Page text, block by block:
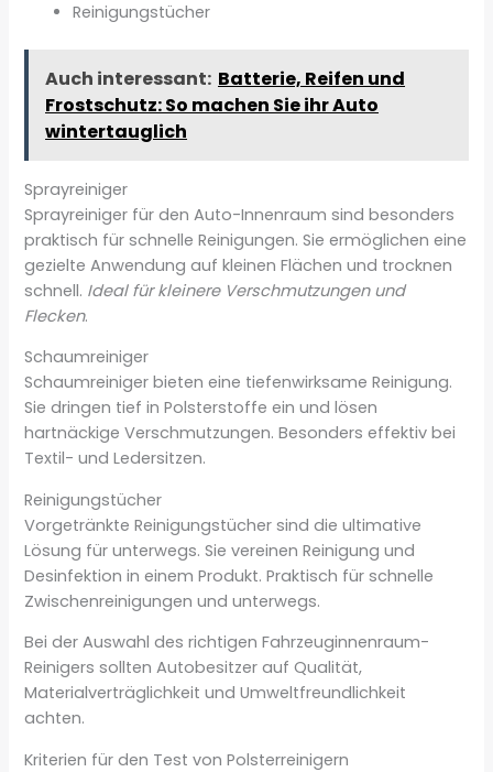
Reinigungstücher
Auch interessant: Batterie, Reifen und
Frostschutz: So machen Sie ihr Auto
wintertauglich
Sprayreiniger
Sprayreiniger für den Auto-Innenraum sind besonders
praktisch für schnelle Reinigungen. Sie ermöglichen eine
gezielte Anwendung auf kleinen Flächen und trocknen
schnell. Ideal für kleinere Verschmutzungen und
Flecken.
Schaumreiniger
Schaumreiniger bieten eine tiefenwirksame Reinigung.
Sie dringen tief in Polsterstoffe ein und lösen
hartnäckige Verschmutzungen. Besonders effektiv bei
Textil- und Ledersitzen.
Reinigungstücher
Vorgetränkte Reinigungstücher sind die ultimative
Lösung für unterwegs. Sie vereinen Reinigung und
Desinfektion in einem Produkt. Praktisch für schnelle
Zwischenreinigungen und unterwegs.
Bei der Auswahl des richtigen Fahrzeuginnenraum-
Reinigers sollten Autobesitzer auf Qualität,
Materialverträglichkeit und Umweltfreundlichkeit
achten.
Kriterien für den Test von Polsterreinigern